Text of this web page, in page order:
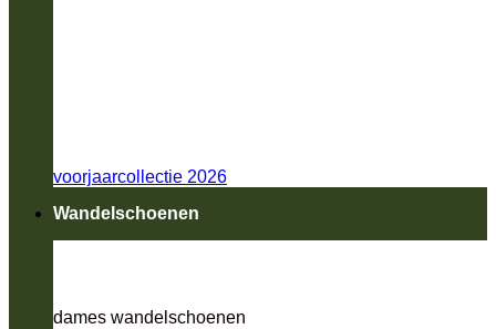
voorjaarcollectie 2026
Wandelschoenen
dames wandelschoenen